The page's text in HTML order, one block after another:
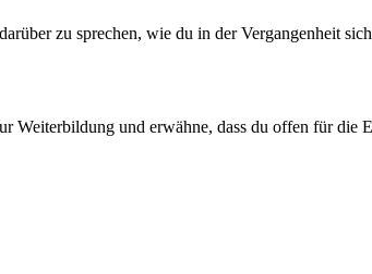
zu sprechen, wie du in der Vergangenheit
Weiterbildung und erwähne, dass du offen für die